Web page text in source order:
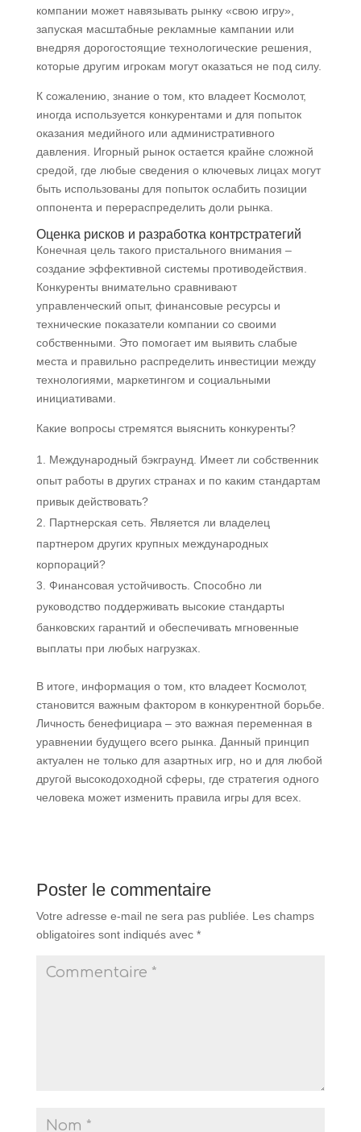
компании может навязывать рынку «свою игру»,
запуская масштабные рекламные кампании или
внедряя дорогостоящие технологические решения,
которые другим игрокам могут оказаться не под силу.
К сожалению, знание о том, кто владеет Космолот,
иногда используется конкурентами и для попыток
оказания медийного или административного
давления. Игорный рынок остается крайне сложной
средой, где любые сведения о ключевых лицах могут
быть использованы для попыток ослабить позиции
оппонента и перераспределить доли рынка.
Оценка рисков и разработка контрстратегий
Конечная цель такого пристального внимания –
создание эффективной системы противодействия.
Конкуренты внимательно сравнивают
управленческий опыт, финансовые ресурсы и
технические показатели компании со своими
собственными. Это помогает им выявить слабые
места и правильно распределить инвестиции между
технологиями, маркетингом и социальными
инициативами.
Какие вопросы стремятся выяснить конкуренты?
Международный бэкграунд. Имеет ли собственник
опыт работы в других странах и по каким стандартам
привык действовать?
Партнерская сеть. Является ли владелец
партнером других крупных международных
корпораций?
Финансовая устойчивость. Способно ли
руководство поддерживать высокие стандарты
банковских гарантий и обеспечивать мгновенные
выплаты при любых нагрузках.
В итоге, информация о том, кто владеет Космолот,
становится важным фактором в конкурентной борьбе.
Личность бенефициара – это важная переменная в
уравнении будущего всего рынка. Данный принцип
актуален не только для азартных игр, но и для любой
другой высокодоходной сферы, где стратегия одного
человека может изменить правила игры для всех.
Poster le commentaire
Votre adresse e-mail ne sera pas publiée.
Les champs
obligatoires sont indiqués avec *